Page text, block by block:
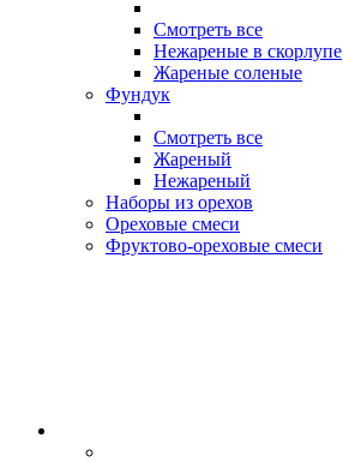
Смотреть все
Нежареные в скорлупе
Жареные соленые
Фундук
Смотреть все
Жареный
Нежареный
Наборы из орехов
Ореховые смеси
Фруктово-ореховые смеси